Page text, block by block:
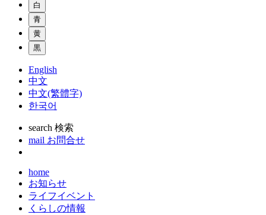
白
青
黄
黒
English
中文
中文(繁體字)
한국어
search 検索
mail お問合せ
home
お知らせ
ライフイベント
くらしの情報